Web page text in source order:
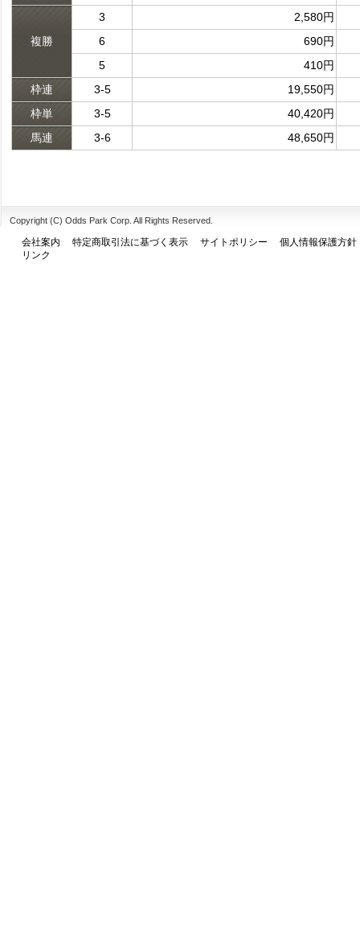
複勝
3
2,580円
6
690円
5
410円
枠連
3-5
19,550円
枠単
3-5
40,420円
馬連
3-6 48,650円
Copyright (C) Odds Park Corp. All Rights Reserved.
会社案内 特定商取引法に基づく表示 サイトポリシー
個人情報保護方針
リンク